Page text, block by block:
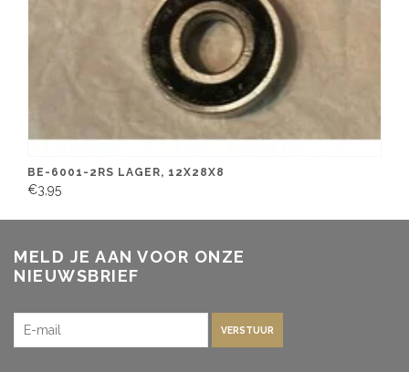
BE-6001-2RS LAGER, 12X28X8
€3,95
MELD JE AAN VOOR ONZE
NIEUWSBRIEF
VERSTUUR